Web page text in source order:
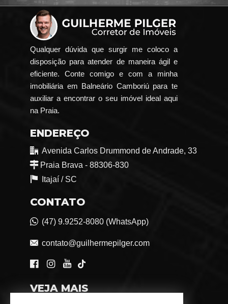
Qualquer dúvida que surgir me coloco a
disposição para atender de maneira ágil e
eficiente. Conte comigo e com a minha
imobiliária em Balneário Camboriú para te
auxiliar a encontrar o seu imóvel ideal aqui
na Praia.
ENDEREÇO
Avenida Carlos Drummond de Andrade, 33
Praia Brava - 88306-830
Itajaí / SC
CONTATO
(47) 9.9252-8080 (WhatsApp)
contato@guilhermepilger.com
VEJA MAIS